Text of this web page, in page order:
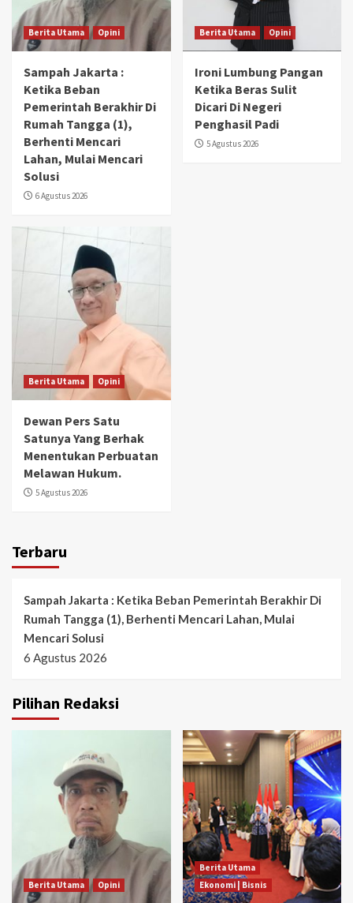
Berita Utama Opini
Sampah Jakarta :
Ketika Beban
Pemerintah Berakhir Di
Rumah Tangga (1),
Berhenti Mencari
Lahan, Mulai Mencari
Solusi
6 Agustus 2026
Berita Utama Opini
Ironi Lumbung Pangan
Ketika Beras Sulit
Dicari Di Negeri
Penghasil Padi
5 Agustus 2026
Berita Utama Opini
Dewan Pers Satu
Satunya Yang Berhak
Menentukan Perbuatan
Melawan Hukum.
5 Agustus 2026
Terbaru
Sampah Jakarta : Ketika Beban Pemerintah Berakhir Di
Rumah Tangga (1), Berhenti Mencari Lahan, Mulai
Mencari Solusi
6 Agustus 2026
Pilihan Redaksi
Berita Utama Opini
Berita Utama
Ekonomi | Bisnis